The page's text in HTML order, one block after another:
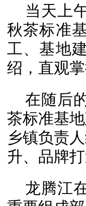
当天上
秋茶标准
工、基地
绍，直观
在随后
茶标准基
乡镇负责
升、品牌
龙腾江